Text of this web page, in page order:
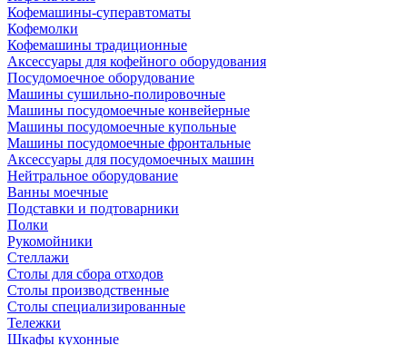
Кофемашины-суперавтоматы
Кофемолки
Кофемашины традиционные
Аксессуары для кофейного оборудования
Посудомоечное оборудование
Машины сушильно-полировочные
Машины посудомоечные конвейерные
Машины посудомоечные купольные
Машины посудомоечные фронтальные
Аксессуары для посудомоечных машин
Нейтральное оборудование
Ванны моечные
Подставки и подтоварники
Полки
Рукомойники
Стеллажи
Столы для сбора отходов
Столы производственные
Столы специализированные
Тележки
Шкафы кухонные